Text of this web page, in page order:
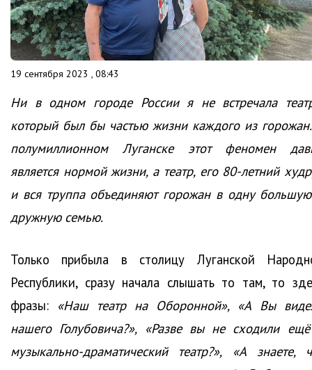
19 сентября 2023 , 08:43
Ни в одном городе России я не встречала
который был бы частью жизни каждого из
полумиллионном Луганске этот феномен
является нормой жизни, а театр, его 80-летний
и вся труппа объединяют горожан в одну
дружную семью.
Только прибыла в столицу Луганской
Республики, сразу начала слышать то там, то
фразы: «Наш театр на Оборонной», «А Вы
нашего Голубовича?», «Разве вы не сходили
музыкально-драматический театр?», «А знаете,